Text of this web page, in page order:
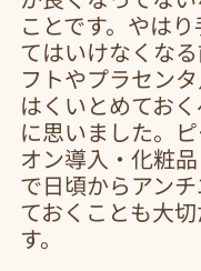
ことです。やは
てはいけなくな
フトやプラセン
はくいとめてお
に思いました。
オン導入・化粧
で日頃からアン
ておくことも大
す。